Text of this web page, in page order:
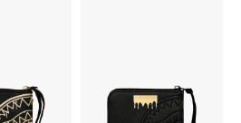
مستلزمات المنزل